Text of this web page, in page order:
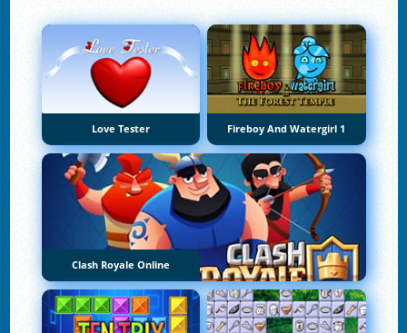
Love Tester Fireboy And Watergirl 1
Clash Royale Online